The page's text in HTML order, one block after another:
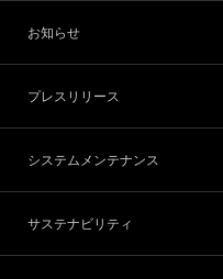
お知らせ
プレスリリース
システムメンテナンス
サステナビリティ